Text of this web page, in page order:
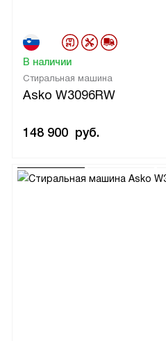
Стиральная машина
Asko W3096RW
В наличии
148 900 руб.